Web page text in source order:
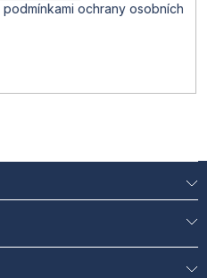
podmínkami ochrany osobních